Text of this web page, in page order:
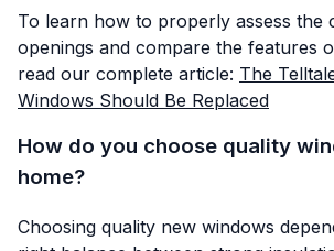
To learn how to properly assess the
openings and compare the features
read our complete article: The
Windows Should Be Replaced
How do you choose quality
home?
Choosing quality new windows